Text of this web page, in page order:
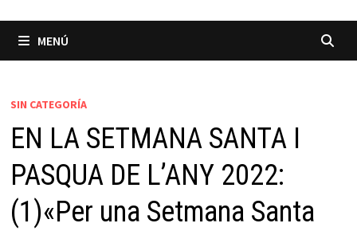
MENÚ
SIN CATEGORÍA
EN LA SETMANA SANTA I
PASQUA DE L’ANY 2022:
(1)«Per una Setmana Santa